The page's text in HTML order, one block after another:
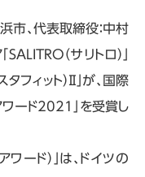
市、代表取締役：中村
（サリトロ）」
フィット）Ⅱ」が、国際
ード2021」を受賞し
ード）」は、ドイツの